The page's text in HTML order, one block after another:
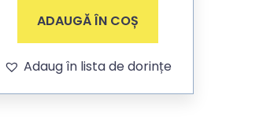
ADAUGĂ ÎN COȘ
Adaug în lista de dorințe